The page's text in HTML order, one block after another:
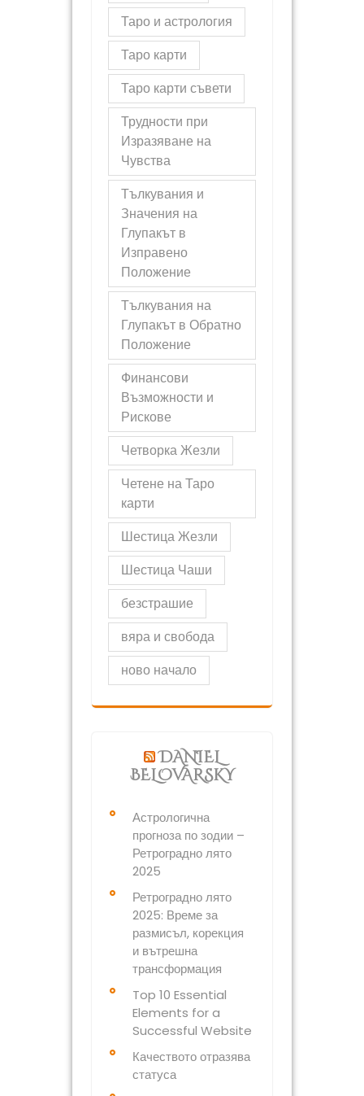
Таро и астрология
Таро карти
Таро карти съвети
Трудности при
Изразяване на
Чувства
Тълкувания и
Значения на
Глупакът в
Изправено
Положение
Тълкувания на
Глупакът в Обратно
Положение
Финансови
Възможности и
Рискове
Четворка Жезли
Четене на Таро
карти
Шестица Жезли
Шестица Чаши
безстрашие
вяра и свобода
ново начало
DANIEL
BELOVARSKY
Астрологична
прогноза по зодии –
Ретроградно лято
2025
Ретроградно лято
2025: Време за
размисъл, корекция
и вътрешна
трансформация
Top 10 Essential
Elements for a
Successful Website
Качеството отразява
статуса